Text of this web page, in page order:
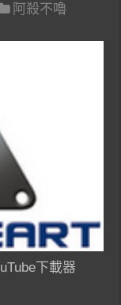
阿殺不嚕
下載器